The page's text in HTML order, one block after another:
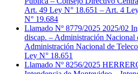
Art. 49 Ley N° 18.651 – Art. 4
N° 19.684
Llamado Nº 8779/2025 2025/02
discap. – Administración Nacional
Administración Nacional de
Ley N° 18.651
Llamado Nº 8256/2025